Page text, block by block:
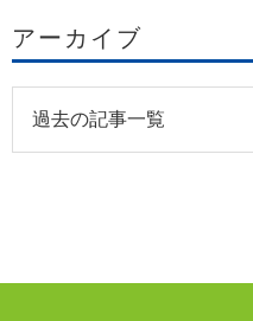
アーカイブ